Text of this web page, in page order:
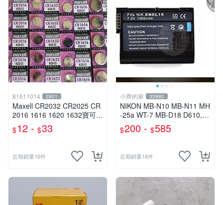
81611014 2801
Maxell CR2032 CR2025 CR
2016 1616 1620 1632寶可夢
手環電池
$12 - $33
近期銷量16件
小齊的家 33980
NIKON MB-N10 MB-N11 MH
-25a WT-7 MB-D18 D610,E
N EL15,EN-EL15c 電池 充電
器 小齊的家
$200 - $585
近期銷量16件